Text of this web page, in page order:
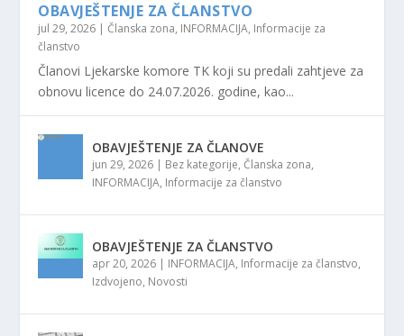
OBAVJEŠTENJE ZA ČLANSTVO
jul 29, 2026 |Članska zona, INFORMACIJA, Informacije za
članstvo
Članovi Ljekarske komore TK koji su predali zahtjeve za
obnovu licence do 24.07.2026. godine, kao...
OBAVJEŠTENJE ZA ČLANOVE
jun 29, 2026 | Bez kategorije,Članska zona,
INFORMACIJA, Informacije za članstvo
OBAVJEŠTENJE ZA ČLANSTVO
apr 20, 2026 | INFORMACIJA, Informacije za članstvo,
Izdvojeno, Novosti